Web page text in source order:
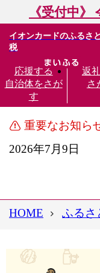
《受付中
イオンカードのふるさ
税
応援する
自治体をさが
す
返
さ
重要なお知ら
2026年7月9日
HOME ふるさ